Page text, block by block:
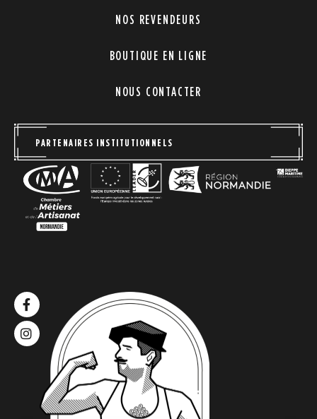
NOS REVENDEURS
BOUTIQUE EN LIGNE
NOUS CONTACTER
PARTENAIRES INSTITUTIONNELS